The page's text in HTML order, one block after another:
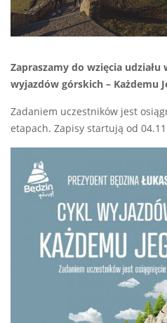
Zapraszamy do wzięcia
wyjazdów górskich – Każdemu
Zadaniem uczestników jest
etapach. Zapisy startują od